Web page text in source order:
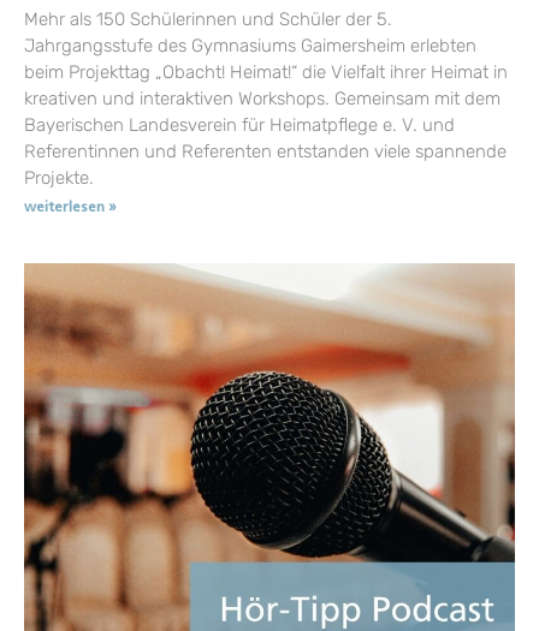
Mehr als 150 Schülerinnen und Schüler der 5.
Jahrgangsstufe des Gymnasiums Gaimersheim erlebten
beim Projekttag „Obacht! Heimat!“ die Vielfalt ihrer Heimat in
kreativen und interaktiven Workshops. Gemeinsam mit dem
Bayerischen Landesverein für Heimatpflege e. V. und
Referentinnen und Referenten entstanden viele spannende
Projekte.
weiterlesen »